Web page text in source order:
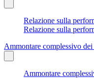
Relazione sulla
Relazione sulla
Ammontare complessivo dei
Ammontare